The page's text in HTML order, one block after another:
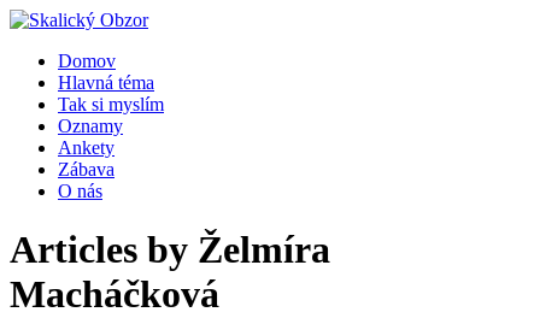
Domov
Hlavná téma
Tak si myslím
Oznamy
Ankety
Zábava
O nás
Articles by Želmíra
Macháčková